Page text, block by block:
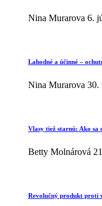
Nina Murarova 6.
Lahodné a účinné –
Nina Murarova 30.
Vlasy tiež starnú: Ako
Betty Molnárová
Revolučný produkt proti